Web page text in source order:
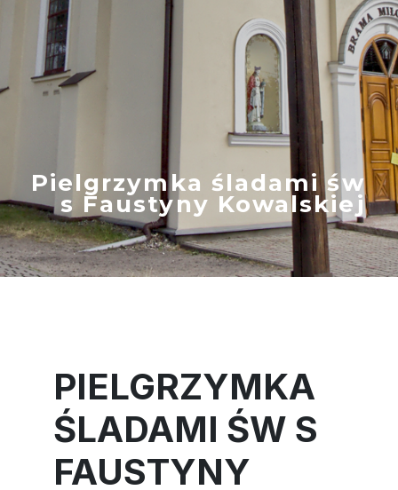
Pielgrzymka śladami św
s Faustyny Kowalskiej
PIELGRZYMKA
ŚLADAMI ŚW S
FAUSTYNY